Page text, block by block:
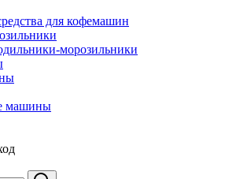
для кофемашин
морозильники
машины